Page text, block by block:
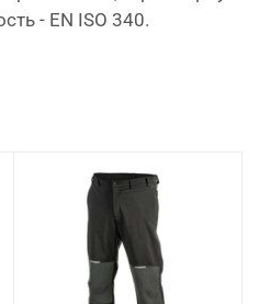
- EN ISO 340.